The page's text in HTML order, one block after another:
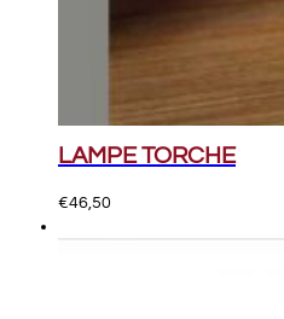
LAMPE TORCHE
€46,50